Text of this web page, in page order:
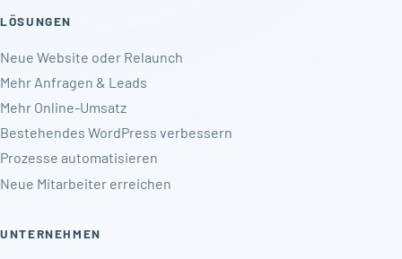
LÖSUNGEN
Neue Website oder Relaunch
Mehr Anfragen & Leads
Mehr Online-Umsatz
Bestehendes WordPress verbessern
Prozesse automatisieren
Neue Mitarbeiter erreichen
UNTERNEHMEN